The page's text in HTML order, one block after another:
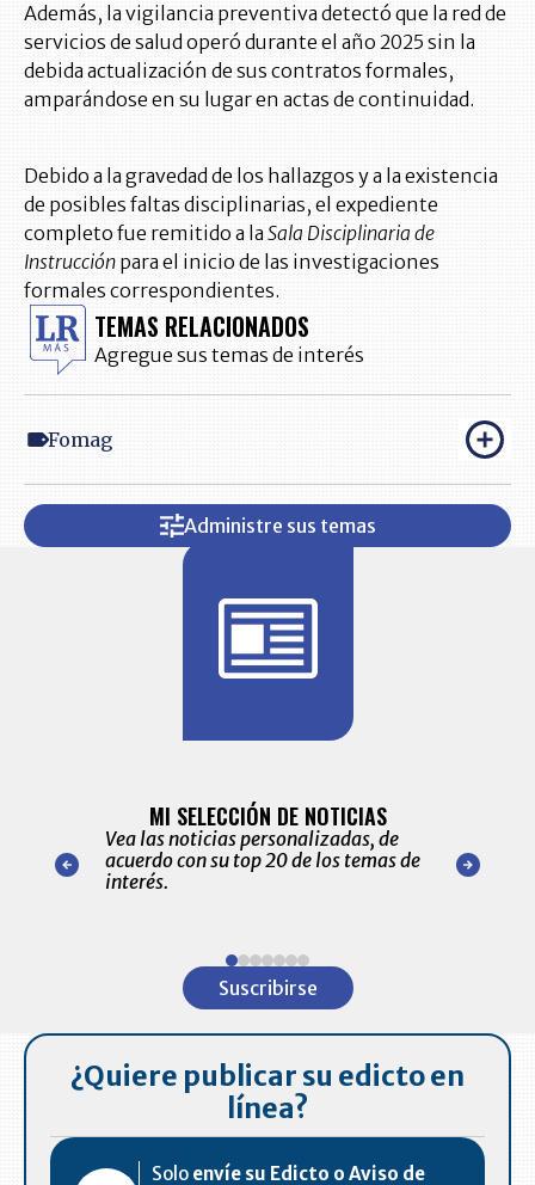
Además, la vigilancia preventiva detectó que la red de
servicios de salud operó durante el año 2025 sin la
debida actualización de sus contratos formales,
amparándose en su lugar en actas de continuidad.
Debido a la gravedad de los hallazgos y a la existencia
de posibles faltas disciplinarias, el expediente
completo fue remitido a laSala Disciplinaria de
Instrucción para el inicio de las investigaciones
formales correspondientes.
TEMAS RELACIONADOS
Agregue sus temas de interés
Fomag
Administre sus temas
nuestro
para
MI SELECCIÓN DE NOTICIAS
Vea las noticias personalizadas, de
acuerdo con su top 20 de los temas de
interés.
de las
Suscribirse
¿Quiere publicar su edicto en
línea?
Solo envíe su Edicto o Aviso de